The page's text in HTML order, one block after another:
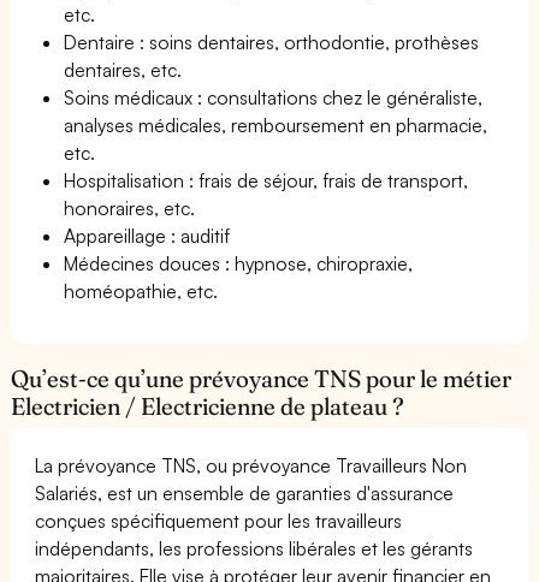
etc.
Dentaire : soins dentaires, orthodontie, prothèses
dentaires, etc.
Soins médicaux : consultations chez le généraliste,
analyses médicales, remboursement en pharmacie,
etc.
Hospitalisation : frais de séjour, frais de transport,
honoraires, etc.
Appareillage : auditif
Médecines douces : hypnose, chiropraxie,
homéopathie, etc.
Qu’est-ce qu’une prévoyance TNS pour le métier
Electricien / Electricienne de plateau ?
La prévoyance TNS, ou prévoyance Travailleurs Non
Salariés, est un ensemble de garanties d'assurance
conçues spécifiquement pour les travailleurs
indépendants, les professions libérales et les gérants
majoritaires. Elle vise à protéger leur avenir financier en